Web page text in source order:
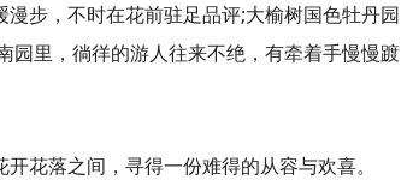
步，不时在花前驻足品评;大榆树国色牡丹园
园里，徜徉的游人往来不绝，有牵着手慢慢踱
花落之间，寻得一份难得的从容与欢喜。